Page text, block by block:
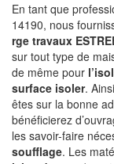
En tant que
14190, nous
rge travaux
sur tout type de
de même pour
surface isoler.
êtes sur la bonne
bénéficierez
les savoir-faire
soufflage. Les